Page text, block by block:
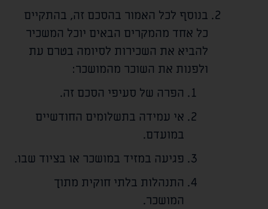
בנוסף לכל האמור בהסכם זה, בהתקיים
כל אחד מהמקרים הבאים יוכל המשכיר
להביא את השכירות לסיומה בטרם עת
ולפנות את השוכר מהמושכר:
הפרה של סעיפי הסכם זה.
אי עמידה בתשלומים החודשיים
במועדם.
פגיעה במזיד במושכר או בציוד שבו.
התנהלות בלתי חוקית מתוך
המושכר.